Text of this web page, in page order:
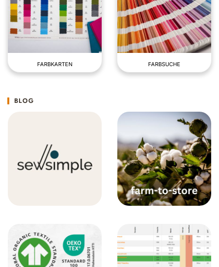
FARBKARTEN FARBSUCHE
BLOG